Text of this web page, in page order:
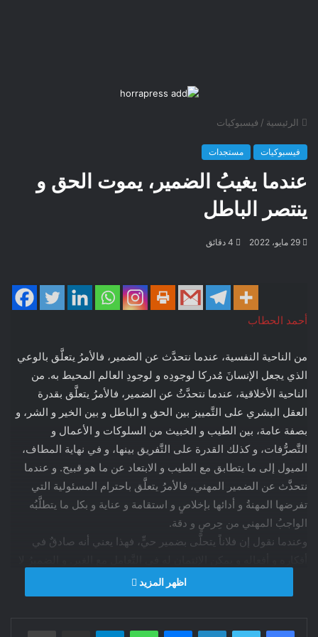
الرئيسية / فيسبوكيات
فيسبوكيات مستجدات
عندما يغيبُ الضمير، يموت الحق و
ينتصر الباطل
29 مايو، 2022
أحمد الحطاب
من الناحية النفسية، عندما نتحدَّث عن الضمير، فالأمرُ يتعلَّق بالوعي
الذي يجعل الإنسانَ مُدركا لوجودِه و لوجودِ العالم المحيط به. من
الناحية الأخلاقية، عندما نتحدَّثُ عن الضمير، فالأمرُ يتعلَّق بقدرة
العقل البشري على التَّمييز بين الحق و الباطل و بين الخير و الشر، و
بصفة عامة، بين الطيب و الخبيث من السلوكات و الأعمال و
التَّصرُّفات، و كذلك القدرة على التَّفريق بينها، و في نهاية المطاف،
الميول إلى ما يتطابق مع الطيب و الابتعاد عن ما هو قبيح. و عندما
نتحذَّث عن الضمير المهني، فالأمرُ يتعلَّق باحترام المسئولية التي
تفرضها المهنةُ و أدائها بإخلاصٍ و استقامة و عناية و بكل ما يتطلَّبُه
الواجبُ المهني من حِرصٍ و دقة.
وعندما نقول إن فلاناً يتحلَّى بضمير حيٍّ، فهذا يعني أنه صادقٌ في
يخصُّ فقط الأفرادَ. بل يمكن أن ينطبقَ على الجماعات البشرية
كالأحزاب السياسية و النقابات و الجمعيات المدنية و المهنية… حينها،
شفافية و صِدق و استقامة و عدل و إنصاف و أمانة… بل إن الضميرَ
اظهر المزيد
فيسبوك تويتر لينكدإن ماسنجر واتساب تيلقرام مشاركة عبر البريد طباعة